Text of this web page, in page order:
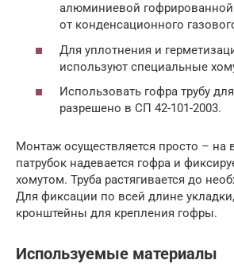
алюминиевой
от конденсационного
Для уплотнения и
используют специальные
Использовать гофра трубу
разрешено в СП 42-101-2003.
Монтаж осуществляется просто – на
патрубок надевается гофра и
хомутом. Труба растягивается до
Для фиксации по всей длине
кронштейны для крепления гофры.
Используемые материалы